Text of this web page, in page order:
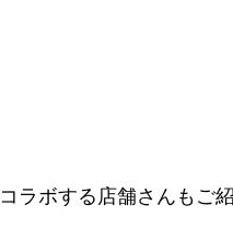
コラボする店舗さんもご